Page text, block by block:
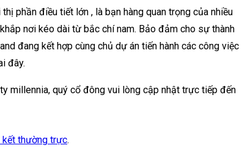
phần điều tiết lớn , là bạn hàng quan trọng của nhiều
nơi kéo dài từ bắc chí nam. Bảo đảm cho sự thành
đang kết hợp cùng chủ dự án tiến hành các công việc
đây.
millennia, quý cổ đông vui lòng cập nhật trực tiếp đến
kết thường trực.